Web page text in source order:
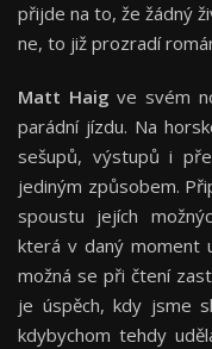
přijde na to, že žádný
ne, to již prozradí
Matt Haig ve svém
parádní jízdu. Na
sešupů, výstupů i
jediným způsobem.
spoustu jejích
která v daný moment
možná se při čtení
je úspěch, kdy jsme
kdybychom tehdy